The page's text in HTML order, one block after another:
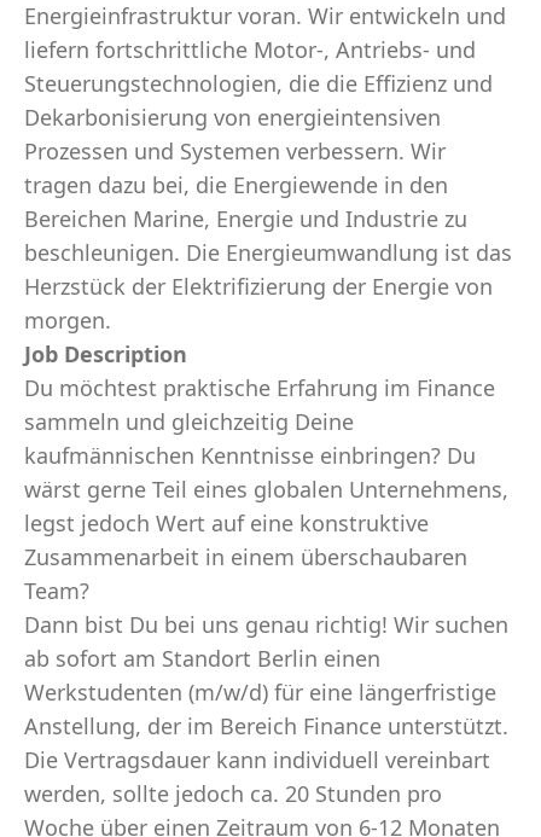
Energieinfrastruktur voran. Wir entwickeln und
liefern fortschrittliche Motor-, Antriebs- und
Steuerungstechnologien, die die Effizienz und
Dekarbonisierung von energieintensiven
Prozessen und Systemen verbessern. Wir
tragen dazu bei, die Energiewende in den
Bereichen Marine, Energie und Industrie zu
beschleunigen. Die Energieumwandlung ist das
Herzstück der Elektrifizierung der Energie von
morgen.
Job Description
Du möchtest praktische Erfahrung im Finance
sammeln und gleichzeitig Deine
kaufmännischen Kenntnisse einbringen? Du
wärst gerne Teil eines globalen Unternehmens,
legst jedoch Wert auf eine konstruktive
Zusammenarbeit in einem überschaubaren
Team?
Dann bist Du bei uns genau richtig! Wir suchen
ab sofort am Standort Berlin einen
Werkstudenten (m/w/d) für eine längerfristige
Anstellung, der im Bereich Finance unterstützt.
Die Vertragsdauer kann individuell vereinbart
werden, sollte jedoch ca. 20 Stunden pro
Woche über einen Zeitraum von 6-12 Monaten